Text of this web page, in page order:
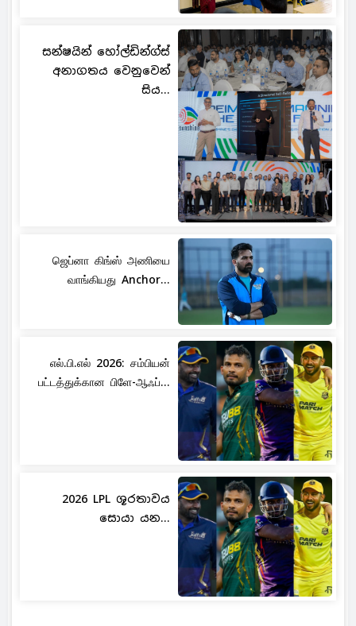
සන්ෂයින් හෝල්ඩින්ග්ස්
අනාගතය වෙනුවෙන්
සිය...
ஜெப்னா கிங்ஸ் அணியை
வாங்கியது Anchor...
எல்.பி.எல் 2026: சம்பியன்
பட்டத்துக்கான பிளே-ஆஃப்...
2026 LPL ශූරතාවය
සොයා යන...